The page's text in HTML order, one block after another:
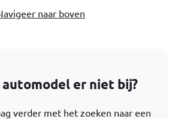
naar boven
er niet bij?
verder met het zoeken naar een